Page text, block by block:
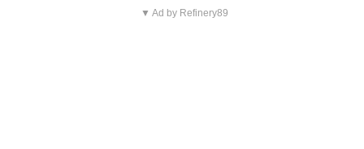
▼ Ad by Refinery89